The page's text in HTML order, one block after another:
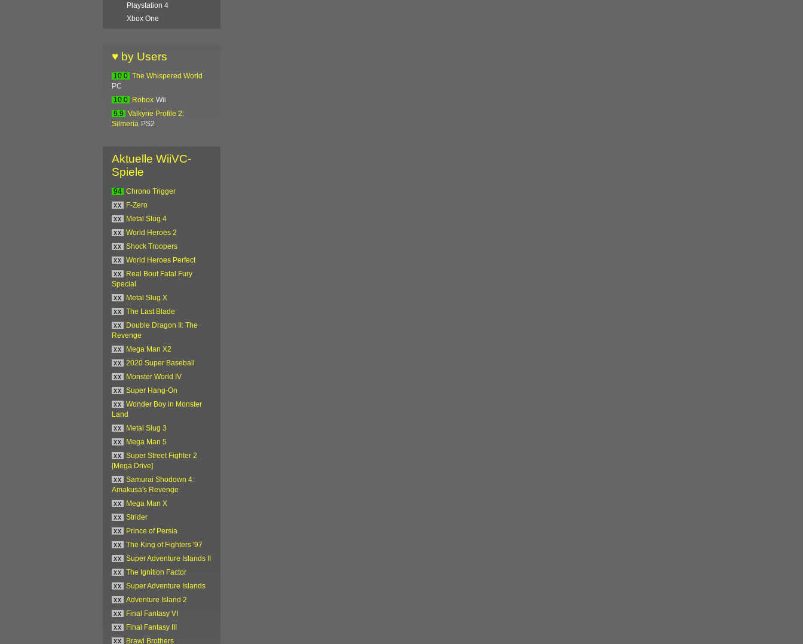
Playstation 4
Xbox One
♥ by Users
10.0 The Whispered World
PC
10.0
Robox Wii
9.9
Valkyrie Profile 2:
Silmeria PS2
Aktuelle WiiVC-
Spiele
94 Chrono Trigger
xx
F-Zero
xx
Metal Slug 4
xx
World Heroes 2
xx
Shock Troopers
xx
World Heroes Perfect
xx
Real Bout Fatal Fury
Special
xx
Metal Slug X
xx
The Last Blade
xx
Double Dragon II: The
Revenge
xx
Mega Man X2
xx
2020 Super Baseball
xx
Monster World IV
xx
Super Hang-On
xx
Wonder Boy in Monster
Land
xx
Metal Slug 3
xx
Mega Man 5
xx
Super Street Fighter 2
[Mega Drive]
xx
Samurai Shodown 4:
Amakusa's Revenge
xx
Mega Man X
xx
Strider
xx
Prince of Persia
xx
The King of Fighters '97
xx
Super Adventure Islands II
xx
The Ignition Factor
xx
Super Adventure Islands
xx
Adventure Island 2
xx
Final Fantasy VI
xx
Final Fantasy III
xx
Brawl Brothers